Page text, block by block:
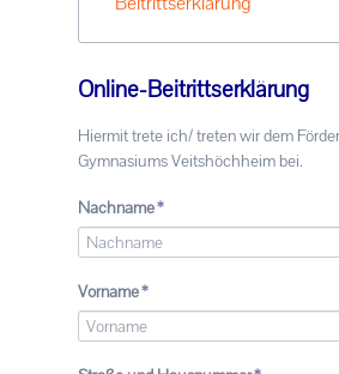
Online-Beitrittserklärung
Hiermit trete ich/ treten wir dem
Gymnasiums Veitshöchheim bei.
Pflichtfeld
Nachname*
Pflichtfeld
Vorname*